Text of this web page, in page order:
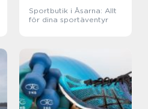
Sportbutik i Åsarna: Allt
för dina sportäventyr